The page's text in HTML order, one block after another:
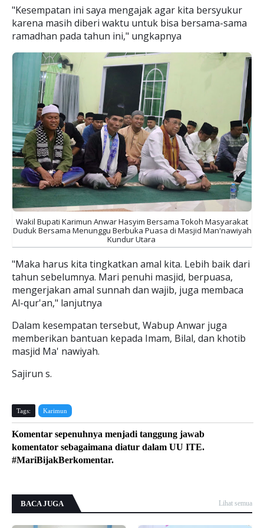
"Kesempatan ini saya mengajak agar kita bersyukur
karena masih diberi waktu untuk bisa bersama-sama
ramadhan pada tahun ini," ungkapnya
Wakil Bupati Karimun Anwar Hasyim Bersama Tokoh Masyarakat
Duduk Bersama Menunggu Berbuka Puasa di Masjid Man'nawiyah
Kundur Utara
"Maka harus kita tingkatkan amal kita. Lebih baik dari
tahun sebelumnya. Mari penuhi masjid, berpuasa,
mengerjakan amal sunnah dan wajib, juga membaca
Al-qur'an," lanjutnya
Dalam kesempatan tersebut, Wabup Anwar juga
memberikan bantuan kepada Imam, Bilal, dan khotib
masjid Ma' nawiyah.
Sajirun s.
Tags: Karimun
Komentar sepenuhnya menjadi tanggung jawab
komentator sebagaimana diatur dalam UU ITE.
#MariBijakBerkomentar.
BACA JUGA Lihat semua